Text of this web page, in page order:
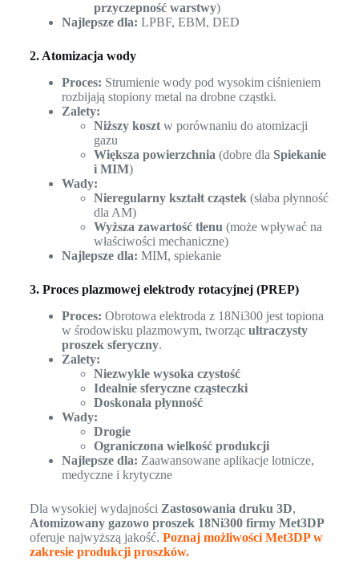
przyczepność warstwy)
Najlepsze dla: LPBF, EBM, DED
2. Atomizacja wody
Proces: Strumienie wody pod wysokim ciśnieniem
rozbijają stopiony metal na drobne cząstki.
Zalety:
Niższy kosztw porównaniu do atomizacji
gazu
Większa powierzchnia (dobre dla Spiekanie
i MIM)
Wady:
Nieregularny kształt cząstek(słaba płynność
dla AM)
Wyższa zawartość tlenu (może wpływać na
właściwości mechaniczne)
Najlepsze dla: MIM, spiekanie
3. Proces plazmowej elektrody rotacyjnej (PREP)
Proces: Obrotowa elektroda z 18Ni300 jest topiona
w środowisku plazmowym, tworząc ultraczysty
proszek sferyczny.
Zalety:
Niezwykle wysoka czystość
Idealnie sferyczne cząsteczki
Doskonała płynność
Wady:
Drogie
Ograniczona wielkość produkcji
Najlepsze dla: Zaawansowane aplikacje lotnicze,
medyczne i krytyczne
Dla wysokiej wydajności Zastosowania druku 3D,
Atomizowany gazowo proszek 18Ni300 firmy Met3DP
oferuje najwyższą jakość. Poznaj możliwości Met3DP w
zakresie produkcji proszków.